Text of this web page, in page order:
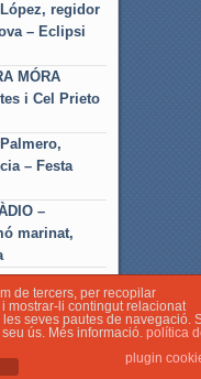
regidor
– Eclipsi
MÓRA
i Cel Prieto
– Festa
–
marinat,
d'Ebre
de tercers, per recopilar
mostrar-li contingut relacionat
seves pautes de navegació.
ús. Més informació. política
plugin